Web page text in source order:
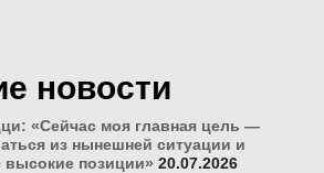
новости
«Сейчас моя главная цель —
из нынешней ситуации и
высокие позиции» 20.07.2026